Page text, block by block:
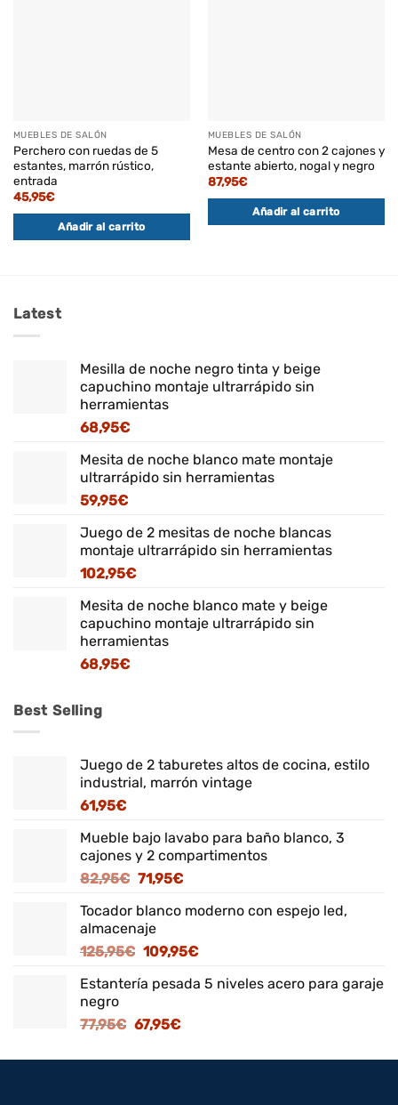
MUEBLES DE SALÓN
Perchero con ruedas de 5
estantes, marrón rústico,
entrada
45,95€
Añadir al carrito
MUEBLES DE SALÓN
Mesa de centro con 2 cajones y
estante abierto, nogal y negro
87,95€
Añadir al carrito
Latest
Mesilla de noche negro tinta y beige
capuchino montaje ultrarrápido sin
herramientas
68,95€
Mesita de noche blanco mate montaje
ultrarrápido sin herramientas
59,95€
Juego de 2 mesitas de noche blancas
montaje ultrarrápido sin herramientas
102,95€
Mesita de noche blanco mate y beige
capuchino montaje ultrarrápido sin
herramientas
68,95€
Best Selling
Juego de 2 taburetes altos de cocina, estilo
industrial, marrón vintage
61,95€
Mueble bajo lavabo para baño blanco, 3
cajones y 2 compartimentos
82,95€ El
original
era:
82,95€.
71,95€El
actual
71,95€.
Tocador blanco moderno con espejo led,
almacenaje
125,95€ El
original
125,95€.
109,95€El
actual
Estantería pesada 5 niveles acero para garaje
negro
77,95€ El
original
67,95€El
actual